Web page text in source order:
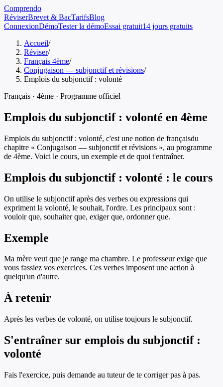
Comprendo
RéviserBrevet & BacTarifsBlog
ConnexionDémoTester la démoEssai gratuit14 jours gratuits
Accueil/
Réviser/
Français 4ème/
Conjugaison — subjonctif et révisions/
Emplois du subjonctif : volonté
Français · 4ème · Programme officiel
Emplois du subjonctif : volonté en 4ème
Emplois du subjonctif : volonté, c'est une notion de françaisdu
chapitre « Conjugaison — subjonctif et révisions », au programme
de 4ème. Voici le cours, un exemple et de quoi t'entraîner.
Emplois du subjonctif : volonté : le cours
On utilise le subjonctif après des verbes ou expressions qui
expriment la volonté, le souhait, l'ordre. Les principaux sont :
vouloir que, souhaiter que, exiger que, ordonner que.
Exemple
Ma mère veut que je range ma chambre. Le professeur exige que
vous fassiez vos exercices. Ces verbes imposent une action à
quelqu'un d'autre.
À retenir
Après les verbes de volonté, on utilise toujours le subjonctif.
S'entraîner sur emplois du subjonctif :
volonté
Fais l'exercice, puis demande au tuteur de te corriger pas à pas.